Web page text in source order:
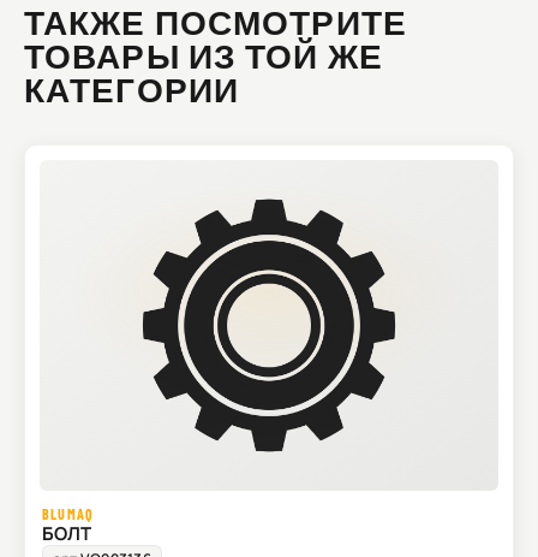
ТАКЖЕ ПОСМОТРИТЕ
ТОВАРЫ ИЗ ТОЙ ЖЕ
КАТЕГОРИИ
BLUMAQ
БОЛТ